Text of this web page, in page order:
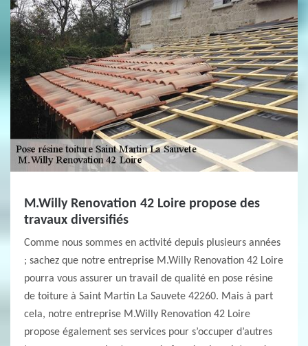
M.Willy Renovation 42 Loire propose des
travaux diversifiés
Comme nous sommes en activité depuis plusieurs années
; sachez que notre entreprise M.Willy Renovation 42 Loire
pourra vous assurer un travail de qualité en pose résine
de toiture à Saint Martin La Sauvete 42260. Mais à part
cela, notre entreprise M.Willy Renovation 42 Loire
propose également ses services pour s’occuper d’autres